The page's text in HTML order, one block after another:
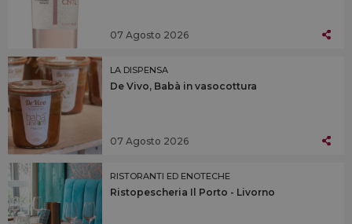
07 Agosto 2026
LA DISPENSA
De Vivo, Babà in vasocottura
07 Agosto 2026
RISTORANTI ED ENOTECHE
Ristopescheria Il Porto - Livorno